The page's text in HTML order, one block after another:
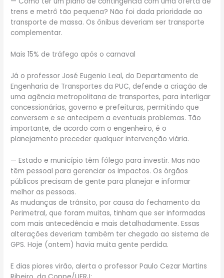
trens e metrô tão pequena? Não foi dada prioridade ao
transporte de massa. Os ônibus deveriam ser transporte
complementar.
Mais 15% de tráfego após o carnaval
Já o professor José Eugenio Leal, do Departamento de
Engenharia de Transportes da PUC, defende a criação de
uma agência metropolitana de transportes, para interligar
concessionárias, governo e prefeituras, permitindo que
conversem e se antecipem a eventuais problemas. Tão
importante, de acordo com o engenheiro, é o
planejamento preceder qualquer intervenção viária.
— Estado e município têm fôlego para investir. Mas não
têm pessoal para gerenciar os impactos. Os órgãos
públicos precisam de gente para planejar e informar
melhor as pessoas.
As mudanças de trânsito, por causa do fechamento da
Perimetral, que foram muitas, tinham que ser informadas
com mais antecedência e mais detalhadamente. Essas
alterações deveriam também ter chegado ao sistema de
GPS. Hoje (ontem) havia muita gente perdida.
E dias piores virão, alerta o professor Paulo Cezar Martins